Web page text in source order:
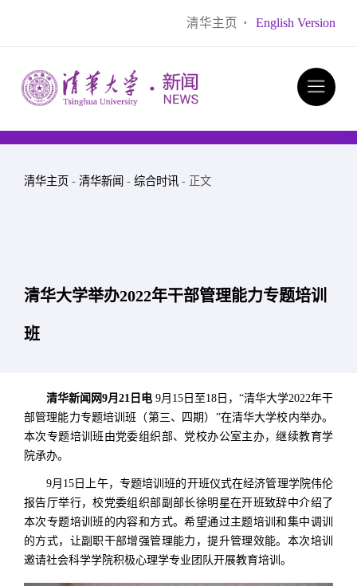
清华主页 · English Version
清华主页 - 清华新闻 - 综合时讯 - 正文
清华大学举办2022年干部管理能力专题培训
班
清华新闻网9月21日电 9月15日至18日，“清华大学2022年干
部管理能力专题培训班（第三、四期）”在清华大学校内举办。
本次专题培训班由党委组织部、党校办公室主办，继续教育学
院承办。
9月15日上午，专题培训班的开班仪式在经济管理学院伟伦
报告厅举行，校党委组织部副部长徐明星在开班致辞中介绍了
本次专题培训班的内容和方式。希望通过主题培训和集中调训
的方式，让副职干部增强管理能力，提升管理效能。本次培训
邀请社会科学学院积极心理学专业团队开展教育培训。